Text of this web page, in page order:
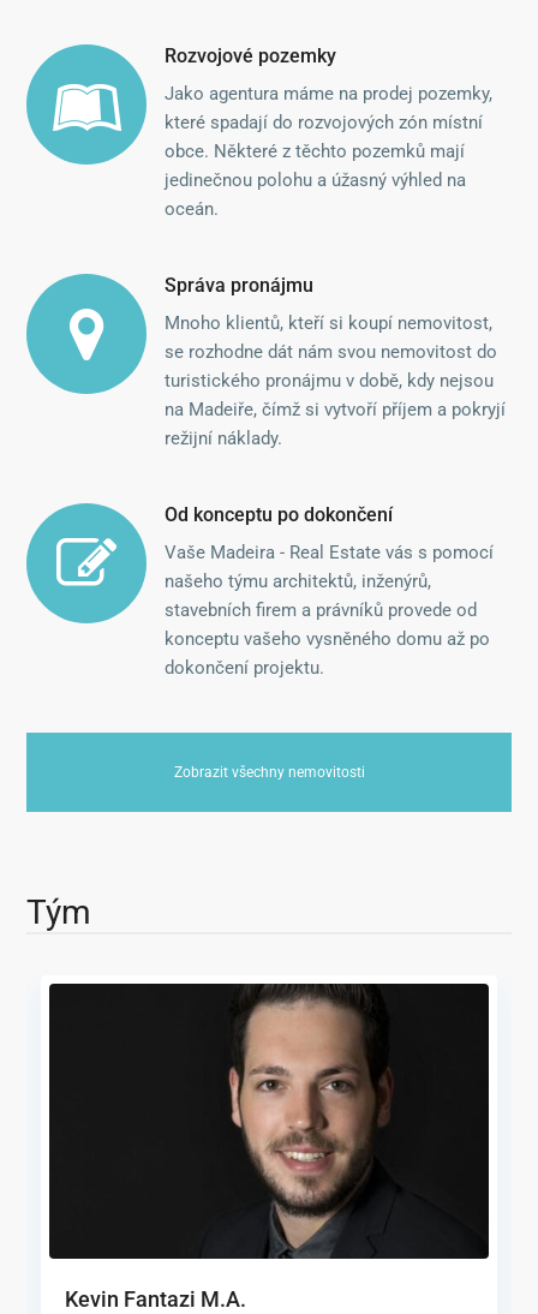
Rozvojové pozemky
Jako agentura máme na prodej pozemky,
které spadají do rozvojových zón místní
obce. Některé z těchto pozemků mají
jedinečnou polohu a úžasný výhled na
oceán.
Správa pronájmu
Mnoho klientů, kteří si koupí nemovitost,
se rozhodne dát nám svou nemovitost do
turistického pronájmu v době, kdy nejsou
na Madeiře, čímž si vytvoří příjem a pokryjí
režijní náklady.
Od konceptu po dokončení
Vaše Madeira - Real Estate vás s pomocí
našeho týmu architektů, inženýrů,
stavebních firem a právníků provede od
konceptu vašeho vysněného domu až po
dokončení projektu.
Zobrazit všechny nemovitosti
Tým
Kevin Fantazi M.A.